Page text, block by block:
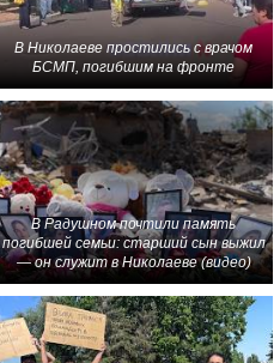
В Николаеве простились с врачом
БСМП, погибшим на фронте
В Радушном почтили память
погибшей семьи: старший сын выжил
— он служит в Николаеве (видео)